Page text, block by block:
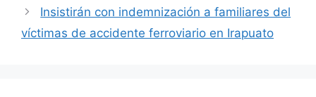
Insistirán con indemnización a familiares del
víctimas de accidente ferroviario en Irapuato